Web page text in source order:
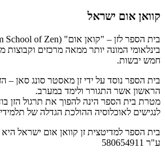
קוואן אום ישראל
בינלאומי המונה יותר ממאה מרכזים וקבוצות
חמש יבשות.
בית הספר נוסד על ידי זן מאסטר סונג סאן –
הראשון אשר התגורר ולימד במערב.
מטרת בית הספר הינה להפוך את תרגול הזן
לנגישים לאוכלוסיה ההולכת הגדלה של
בית הספר למדיטצית זן קוואן אום ישראל
ע"ר 580654911